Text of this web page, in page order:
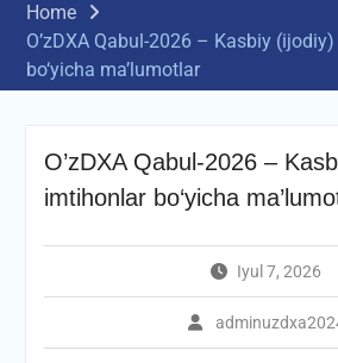
Home
O’zDXA Qabul-2026 – Kasbiy
bo‘yicha ma’lumotlar
O’zDXA Qabul-2026 –
imtihonlar bo‘yicha
Iyul 7, 2026